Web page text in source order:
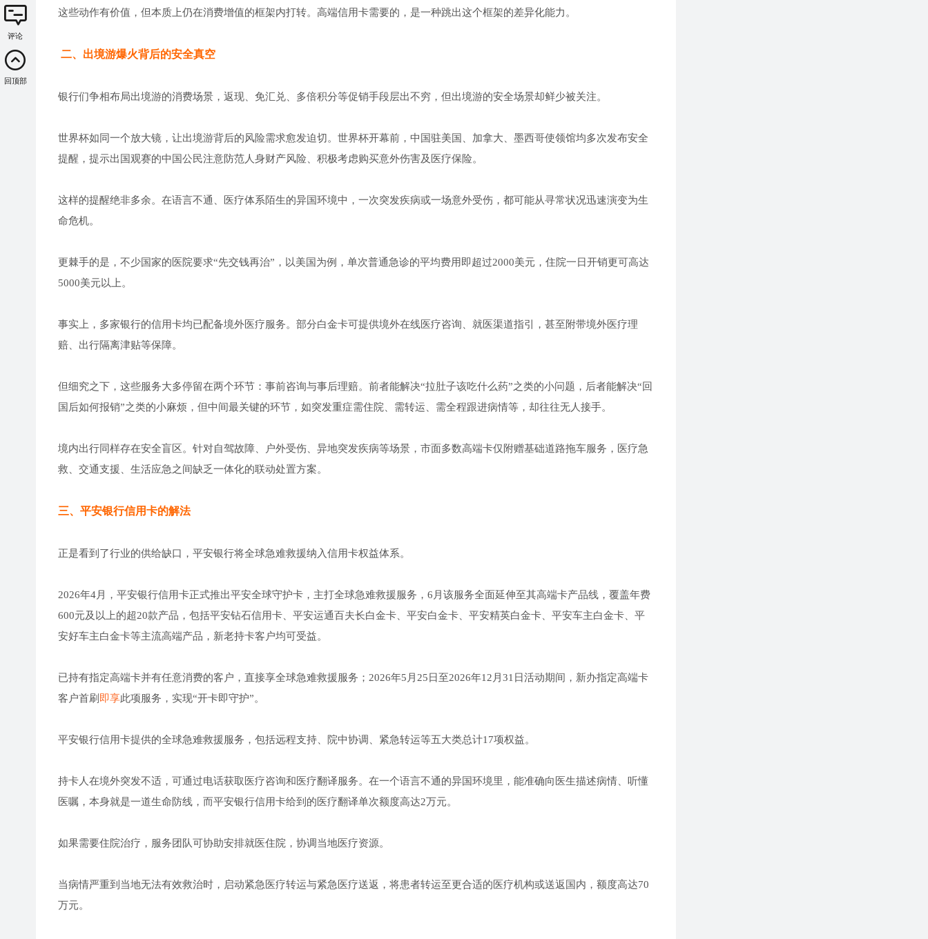
这些动作有价值，但本质上仍在消费增值的框架内打转。高端信用卡需要的，是一种跳出这个框架的差异化能力。
二、出境游爆火背后的安全真空
银行们争相布局出境游的消费场景，返现、免汇兑、多倍积分等促销手段层出不穷，但出境游的安全场景却鲜少被关注。
世界杯如同一个放大镜，让出境游背后的风险需求愈发迫切。世界杯开幕前，中国驻美国、加拿大、墨西哥使领馆均多次发布安全
提醒，提示出国观赛的中国公民注意防范人身财产风险、积极考虑购买意外伤害及医疗保险。
这样的提醒绝非多余。在语言不通、医疗体系陌生的异国环境中，一次突发疾病或一场意外受伤，都可能从寻常状况迅速演变为生
命危机。
更棘手的是，不少国家的医院要求“先交钱再治”，以美国为例，单次普通急诊的平均费用即超过2000美元，住院一日开销更可高达
5000美元以上。
事实上，多家银行的信用卡均已配备境外医疗服务。部分白金卡可提供境外在线医疗咨询、就医渠道指引，甚至附带境外医疗理
赔、出行隔离津贴等保障。
但细究之下，这些服务大多停留在两个环节：事前咨询与事后理赔。前者能解决“拉肚子该吃什么药”之类的小问题，后者能解决“回
国后如何报销”之类的小麻烦，但中间最关键的环节，如突发重症需住院、需转运、需全程跟进病情等，却往往无人接手。
境内出行同样存在安全盲区。针对自驾故障、户外受伤、异地突发疾病等场景，市面多数高端卡仅附赠基础道路拖车服务，医疗急
救、交通支援、生活应急之间缺乏一体化的联动处置方案。
三、平安银行信用卡的解法
正是看到了行业的供给缺口，平安银行将全球急难救援纳入信用卡权益体系。
2026年4月，平安银行信用卡正式推出平安全球守护卡，主打全球急难救援服务，6月该服务全面延伸至其高端卡产品线，覆盖年费
600元及以上的超20款产品，包括平安钻石信用卡、平安运通百夫长白金卡、平安白金卡、平安精英白金卡、平安车主白金卡、平
安好车主白金卡等主流高端产品，新老持卡客户均可受益。
已持有指定高端卡并有任意消费的客户，直接享全球急难救援服务；2026年5月25日至2026年12月31日活动期间，新办指定高端卡
客户首刷 即享此项服务，实现“开卡即守护”。
平安银行信用卡提供的全球急难救援服务，包括远程支持、院中协调、紧急转运等五大类总计17项权益。
持卡人在境外突发不适，可通过电话获取医疗咨询和医疗翻译服务。在一个语言不通的异国环境里，能准确向医生描述病情、听懂
医嘱，本身就是一道生命防线，而平安银行信用卡给到的医疗翻译单次额度高达2万元。
如果需要住院治疗，服务团队可协助安排就医住院，协调当地医疗资源。
当病情严重到当地无法有效救治时，启动紧急医疗转运与紧急医疗送返，将患者转运至更合适的医疗机构或送返国内，额度高达70
万元。
评论
回顶部